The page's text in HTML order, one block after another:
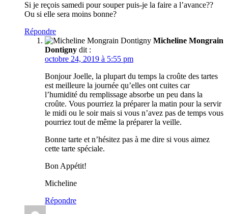
Si je reçois samedi pour souper puis-je la faire a l’avance??
Ou si elle sera moins bonne?
Répondre
Micheline Mongrain
Dontigny dit :
octobre 24, 2019 à 5:55 pm
Bonjour Joelle, la plupart du temps la croûte des tartes
est meilleure la journée qu’elles ont cuites car
l’humidité du remplissage absorbe un peu dans la
croûte. Vous pourriez la préparer la matin pour la servir
le midi ou le soir mais si vous n’avez pas de temps vous
pourriez tout de même la préparer la veille.
Bonne tarte et n’hésitez pas à me dire si vous aimez
cette tarte spéciale.
Bon Appétit!
Micheline
Répondre